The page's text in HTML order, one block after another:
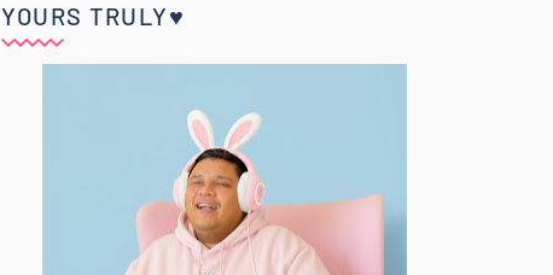
YOURS TRULY♥